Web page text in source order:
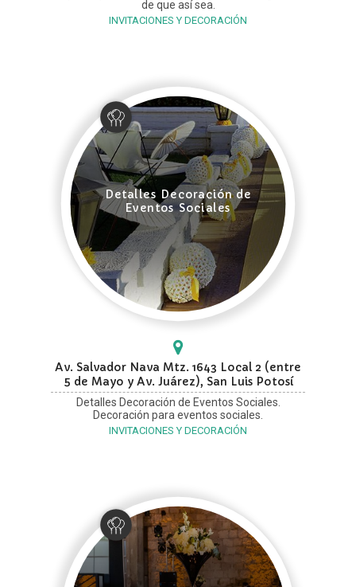
de que así sea.
INVITACIONES Y DECORACIÓN
Detalles Decoración de
Eventos Sociales
Av. Salvador Nava Mtz. 1643 Local 2 (entre
5 de Mayo y Av. Juárez), San Luis Potosí
Detalles Decoración de Eventos Sociales.
Decoración para eventos sociales.
INVITACIONES Y DECORACIÓN